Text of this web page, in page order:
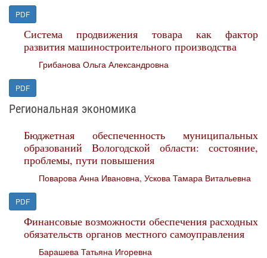
PDF
Система продвижения товара как фактор
развития машиностроительного производства
Грибанова Ольга Александровна
PDF
Региональная экономика
Бюджетная обеспеченность муниципальных
образований Вологодской области: состояние,
проблемы, пути повышения
Поварова Анна Ивановна, Ускова Тамара Витальевна
PDF
Финансовые возможности обеспечения расходных
обязательств органов местного самоуправления
Барашева Татьяна Игоревна